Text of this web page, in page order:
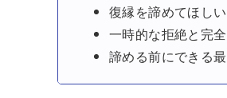
復縁を諦めてほし
一時的な拒絶と完
諦める前にできる